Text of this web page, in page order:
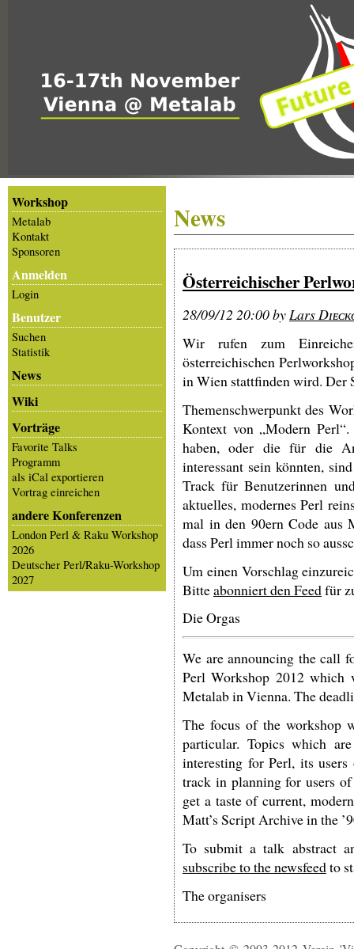
Workshop
Metalab
Kontakt
Sponsoren
Anmelden
Login
Benutzer
Suchen
Statistik
News
Wiki
Vorträge
Favorite Talks
Programm
als iCal exportieren
Vortrag einreichen
andere Konferenzen
London Perl & Raku Workshop
2026
Deutscher Perl/Raku-Workshop
2027
News
Österreichischer
28/09/12 20:00 byLars
Wir rufen zum
österreichischen
in Wien stattfinden wird. Der
Themenschwerpunkt des
Kontext von „Modern
haben, oder die für die
interessant sein könnten,
Track für Benutzerinnen
aktuelles, modernes Perl
mal in den 90ern Code aus
dass Perl immer noch so
Um einen Vorschlag
Bitteabonniert den Feedfür
Die Orgas
We are announcing the call
Perl Workshop 2012
Metalab in Vienna. The
The focus of the workshop
particular. Topics which
interesting for Perl, its
track in planning for users
get a taste of current,
Matt’s Script Archive in the
To submit a talk abstract
subscribe to the newsfeedto
The organisers